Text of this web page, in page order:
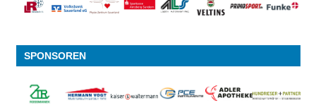
SPONSOREN